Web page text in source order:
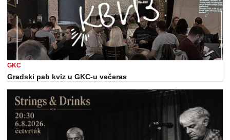
GKC
Gradski pab kviz u GKC-u večeras